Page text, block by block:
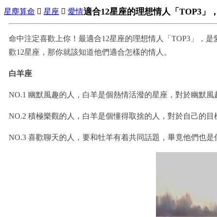
星塵算命  星座  愛情適合12星座的理想情人「TOP3」
命中注定喜歡上你！最適合12星座的理想情人「TOP3」，
歡12星座，那你就該知道他們適合怎樣的情人。
白羊座
NO.1 幽默風趣的人，白羊是個熱情活潑的星座，對於幽默
NO.2 積極樂觀的人，白羊是個懂得取捨的人，對於自己的
NO.3 喜歡聊天的人，要和牡羊有着共同話題，畢竟他們也